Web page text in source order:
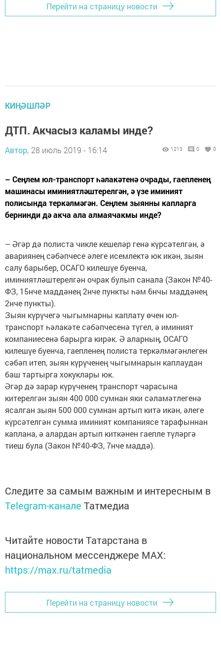
Перейти на страницу новости
КИҢӘШЛӘР
ДТП. Акчасыз каламы инде?
Автор, 28 июль 2019 - 16:14 1213 0 0
– Сеңлем юл-транспорт һәлакәтенә очрады, гаепленең
машинасы иминиятләштерелгән, ә үзе иминият
полисында теркәлмәгән. Сеңлем зыянны капларга
бернинди дә акча ала алмаячакмы инде?
– Әгәр дә полиста чикле кешеләр генә күрсәтелгән, ә
авариянең сәбәпчесе әлеге исемлектә юк икән, зыян
салу барыбер, ОСАГО килешүе буенча,
иминиятләштерелгән очрак булып санала (Закон №40-
ФЗ, 15нче маддәнең 2нче пункты һәм 6нчы маддәнең
2нче пункты).
Зыян күрүчегә чыгымнарны каплату өчен юл-
транспорт һәлакәте сәбәпчесенә түгел, ә иминият
компаниесенә барырга кирәк. Ә аларның, ОСАГО
килешүе буенча, гаепленең полиста теркәлмәгәнлеген
сәбәп итеп, зыян күрүченең чыгымнарын каплаудан
баш тартырга хокуклары юк.
Әгәр дә зарар күрүченең транспорт чарасына
китерелгән зыян 400 000 сумнан яки сәламәтлегенә
ясалган зыян 500 000 сумнан артып китә икән, әлеге
күрсәтелгән сумма иминият компаниясе тарафыннан
каплана, ә алардан артып киткәнен гаепле түләргә
тиеш була (Закон №40-ФЗ, 7нче маддә).
Следите за самым важным и интересным в
Telegram-канале Татмедиа
Читайте новости Татарстана в
национальном мессенджере MАХ:
https://max.ru/tatmedia
Перейти на страницу новости